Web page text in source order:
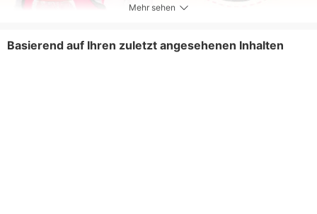
Mehr sehen
Basierend auf Ihren zuletzt angesehenen Inhalten